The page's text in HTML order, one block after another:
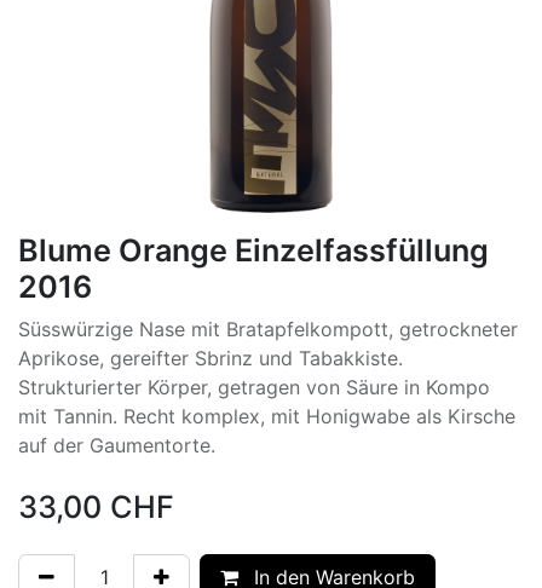
Blume Orange Einzelfassfüllung
2016
Süsswürzige Nase mit Bratapfelkompott, getrockneter
Aprikose, gereifter Sbrinz und Tabakkiste.
Strukturierter Körper, getragen von Säure in Kompo
mit Tannin. Recht komplex, mit Honigwabe als Kirsche
auf der Gaumentorte.
33,00 CHF
In den Warenkorb